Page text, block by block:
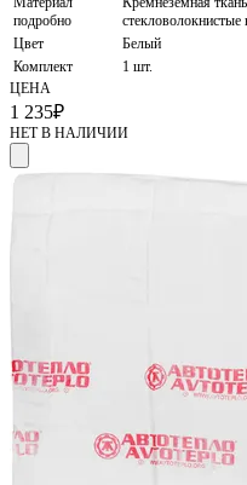
подробно
стекловолокнистые
Цвет
Белый
Комплект
1 шт.
ЦЕНА
1 235₽
НЕТ В НАЛИЧИИ